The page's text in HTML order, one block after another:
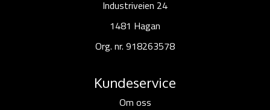
Industriveien 24
1481 Hagan
Org. nr. 918263578
Kundeservice
Om oss